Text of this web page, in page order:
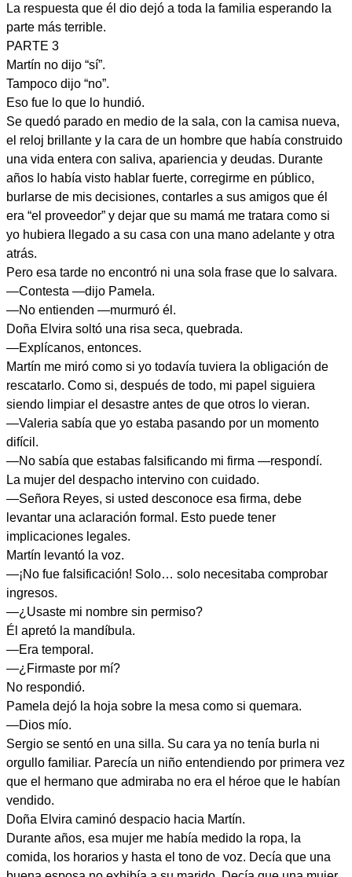
La respuesta que él dio dejó a toda la familia esperando la
parte más terrible.
PARTE 3
Martín no dijo “sí”.
Tampoco dijo “no”.
Eso fue lo que lo hundió.
Se quedó parado en medio de la sala, con la camisa nueva,
el reloj brillante y la cara de un hombre que había construido
una vida entera con saliva, apariencia y deudas. Durante
años lo había visto hablar fuerte, corregirme en público,
burlarse de mis decisiones, contarles a sus amigos que él
era “el proveedor” y dejar que su mamá me tratara como si
yo hubiera llegado a su casa con una mano adelante y otra
atrás.
Pero esa tarde no encontró ni una sola frase que lo salvara.
—Contesta —dijo Pamela.
—No entienden —murmuró él.
Doña Elvira soltó una risa seca, quebrada.
—Explícanos, entonces.
Martín me miró como si yo todavía tuviera la obligación de
rescatarlo. Como si, después de todo, mi papel siguiera
siendo limpiar el desastre antes de que otros lo vieran.
—Valeria sabía que yo estaba pasando por un momento
difícil.
—No sabía que estabas falsificando mi firma —respondí.
La mujer del despacho intervino con cuidado.
—Señora Reyes, si usted desconoce esa firma, debe
levantar una aclaración formal. Esto puede tener
implicaciones legales.
Martín levantó la voz.
—¡No fue falsificación! Solo… solo necesitaba comprobar
ingresos.
—¿Usaste mi nombre sin permiso?
Él apretó la mandíbula.
—Era temporal.
—¿Firmaste por mí?
No respondió.
Pamela dejó la hoja sobre la mesa como si quemara.
—Dios mío.
Sergio se sentó en una silla. Su cara ya no tenía burla ni
orgullo familiar. Parecía un niño entendiendo por primera vez
que el hermano que admiraba no era el héroe que le habían
vendido.
Doña Elvira caminó despacio hacia Martín.
Durante años, esa mujer me había medido la ropa, la
comida, los horarios y hasta el tono de voz. Decía que una